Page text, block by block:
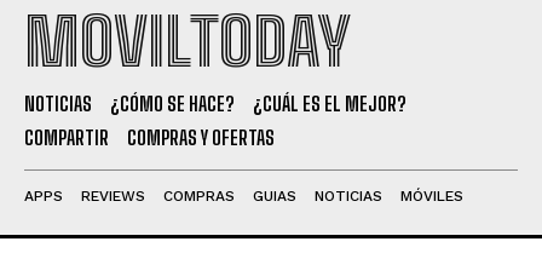
MOVILTODAY
NOTICIAS ¿CÓMO SE HACE?
¿CUÁL ES EL MEJOR?
COMPARTIR
COMPRAS Y OFERTAS
APPS REVIEWS COMPRAS GUIAS NOTICIAS MÓVILES